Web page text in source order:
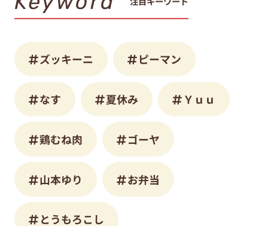
ズッキーニ ピーマン
なす 夏休み Ｙｕｕ
鶏むね肉 ゴーヤ
山本ゆり お弁当
とうもろこし